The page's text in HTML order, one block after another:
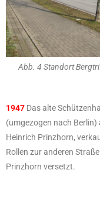
Abb. 4 Standort
1947 Das alte
(umgezogen nach
Heinrich Prinzhorn,
Rollen zur anderen
Prinzhorn versetzt.